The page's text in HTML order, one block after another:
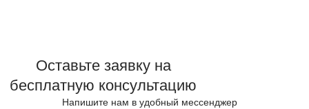
Оставьте заявку на
бесплатную консультацию
Напишите нам в удобный мессенджер